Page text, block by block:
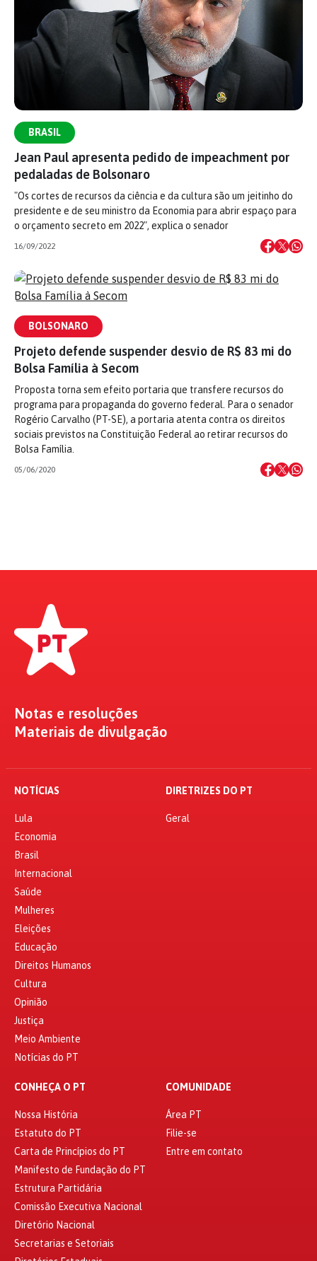
BRASIL
Jean Paul apresenta pedido de impeachment por
pedaladas de Bolsonaro
"Os cortes de recursos da ciência e da cultura são um jeitinho do
presidente e de seu ministro da Economia para abrir espaço para
o orçamento secreto em 2022", explica o senador
16/09/2022
BOLSONARO
Projeto defende suspender desvio de R$ 83 mi do
Bolsa Família à Secom
Proposta torna sem efeito portaria que transfere recursos do
programa para propaganda do governo federal. Para o senador
Rogério Carvalho (PT-SE), a portaria atenta contra os direitos
sociais previstos na Constituição Federal ao retirar recursos do
Bolsa Família.
05/06/2020
Notas e resoluções
Materiais de divulgação
NOTÍCIAS
Lula
Economia
Brasil
Internacional
Saúde
Mulheres
Eleições
Educação
Direitos Humanos
Cultura
Opinião
Justiça
Meio Ambiente
Notícias do PT
DIRETRIZES DO PT
Geral
CONHEÇA O PT
Nossa História
Estatuto do PT
Carta de Princípios do PT
Manifesto de Fundação do PT
Estrutura Partidária
Comissão Executiva Nacional
Diretório Nacional
Secretarias e Setoriais
COMUNIDADE
Área PT
Filie-se
Entre em contato